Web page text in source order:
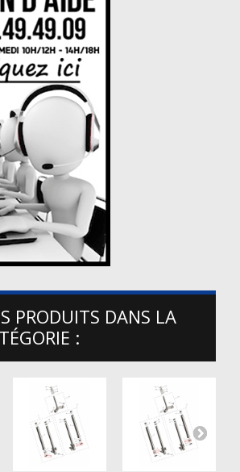
PRODUITS DANS LA
: